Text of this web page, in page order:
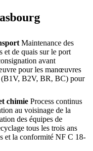
Maintenance des
et de quais sur le port
avant
pour les manœuvres
(B1V, B2V, BR, BC) pour
chimie Process continus
au voisinage de la
des équipes de
tous les trois ans
et la conformité NF C 18-